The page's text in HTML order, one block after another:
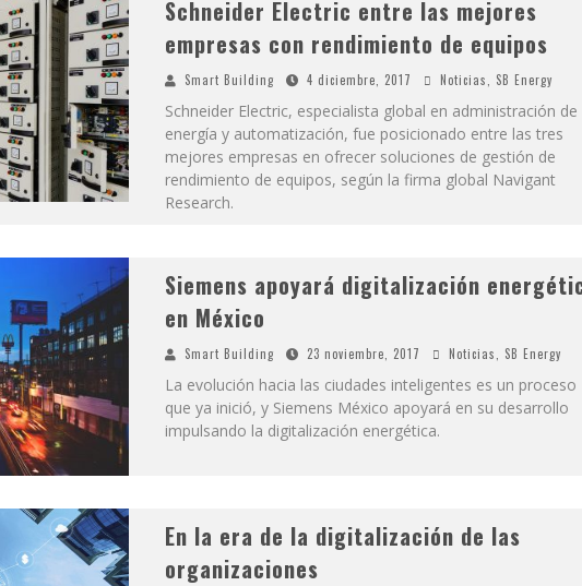
Schneider Electric entre las mejores
empresas con rendimiento de equipos
Smart Building 4 diciembre, 2017 Noticias SB Energy
Schneider Electric, especialista global en administración de
energía y automatización, fue posicionado entre las tres
mejores empresas en ofrecer soluciones de gestión de
rendimiento de equipos, según la firma global Navigant
Research.
Siemens apoyará digitalización
en México
Smart Building 23 noviembre, 2017 Noticias SB Energy
La evolución hacia las ciudades inteligentes es un proceso
que ya inició, y Siemens México apoyará en su desarrollo
impulsando la digitalización energética.
En la era de la digitalización de las
organizaciones